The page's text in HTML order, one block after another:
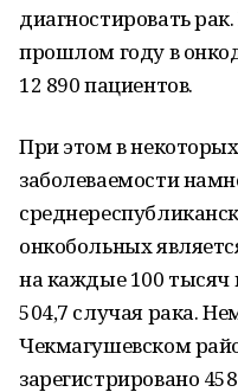
диагностировать
прошлом году в
12 890 пациентов.
При этом в
заболеваемости
онкобольных
на каждые 100 тысяч
504,7 случая рака.
Чекмагушевском
зарегистрировано